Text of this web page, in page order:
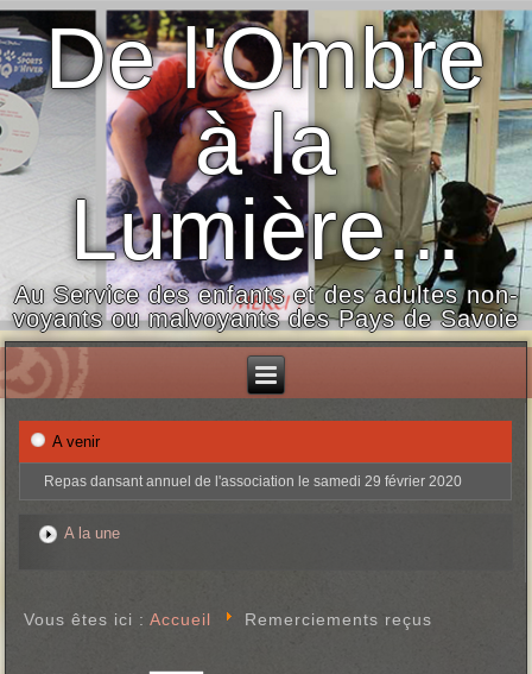
De l'Ombre
à la
Lumière...
Au Service des enfants et des adultes non-
voyants ou malvoyants des Pays de Savoie
A venir
Repas dansant annuel de l'association le samedi 29 février 2020
A la une
Vous êtes ici :Accueil Remerciements reçus